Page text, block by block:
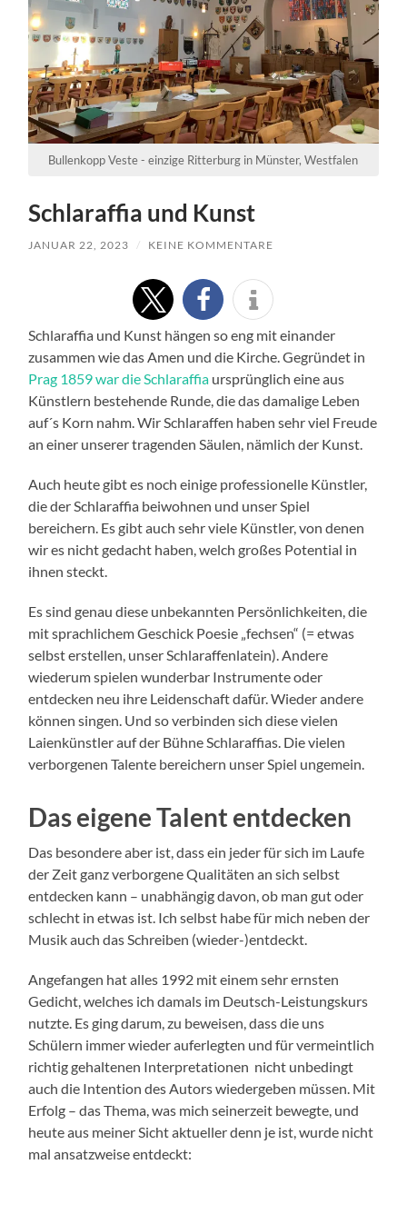
Bullenkopp Veste - einzige Ritterburg in Münster, Westfalen
Schlaraffia und Kunst
JANUAR 22, 2023 / KEINE KOMMENTARE
Schlaraffia und Kunst hängen so eng mit einander
zusammen wie das Amen und die Kirche. Gegründet in
Prag 1859 war die Schlaraffia ursprünglich eine aus
Künstlern bestehende Runde, die das damalige Leben
auf´s Korn nahm. Wir Schlaraffen haben sehr viel Freude
an einer unserer tragenden Säulen, nämlich der Kunst.
Auch heute gibt es noch einige professionelle Künstler,
die der Schlaraffia beiwohnen und unser Spiel
bereichern. Es gibt auch sehr viele Künstler, von denen
wir es nicht gedacht haben, welch großes Potential in
ihnen steckt.
Es sind genau diese unbekannten Persönlichkeiten, die
mit sprachlichem Geschick Poesie „fechsen“ (= etwas
selbst erstellen, unser Schlaraffenlatein). Andere
wiederum spielen wunderbar Instrumente oder
entdecken neu ihre Leidenschaft dafür. Wieder andere
können singen. Und so verbinden sich diese vielen
Laienkünstler auf der Bühne Schlaraffias. Die vielen
verborgenen Talente bereichern unser Spiel ungemein.
Das eigene Talent entdecken
Das besondere aber ist, dass ein jeder für sich im Laufe
der Zeit ganz verborgene Qualitäten an sich selbst
entdecken kann – unabhängig davon, ob man gut oder
schlecht in etwas ist. Ich selbst habe für mich neben der
Musik auch das Schreiben (wieder-)entdeckt.
Angefangen hat alles 1992 mit einem sehr ernsten
Gedicht, welches ich damals im Deutsch-Leistungskurs
nutzte. Es ging darum, zu beweisen, dass die uns
Schülern immer wieder auferlegten und für vermeintlich
richtig gehaltenen Interpretationen nicht unbedingt
auch die Intention des Autors wiedergeben müssen. Mit
Erfolg – das Thema, was mich seinerzeit bewegte, und
heute aus meiner Sicht aktueller denn je ist, wurde nicht
mal ansatzweise entdeckt: